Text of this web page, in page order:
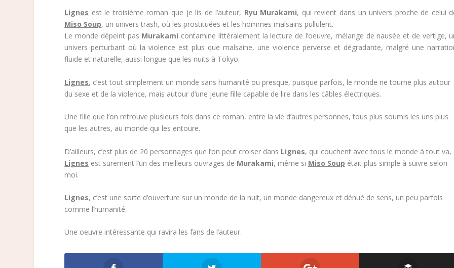
Lignes est le troisième roman que je lis de l’auteur, Ryu Murakami, qui revient dans un univers proche de celui
Miso Soup, un univers trash, où les prostituées et les hommes malsains pullulent.
Le monde dépeint pas Murakami contamine littéralement la lecture de l’oeuvre, mélange de nausée et de vertige,
univers perturbant où la violence est plus que malsaine, une violence perverse et dégradante, malgré une
fluide et naturelle, aussi longue que les nuits à Tokyo.
Lignes, c’est tout simplement un monde sans humanité ou presque, puisque parfois, le monde ne tourne plus autour
du sexe et de la violence, mais autour d’une jeune fille capable de lire dans les câbles électriques.
Une fille que l’on retrouve plusieurs fois dans ce roman, entre la vie d’autres personnes, tous plus soumis les uns plus
que les autres, au monde qui les entoure.
D’ailleurs, c’est plus de 20 personnages que l’on peut croiser dans Lignes, qui couchent avec tous le monde à tout va,
Lignes est surement l’un des meilleurs ouvrages de Murakami, même si Miso Soup était plus simple à suivre selon
moi.
Lignes, c’est une sorte d’ouverture sur un monde de la nuit, un monde dangereux et dénué de sens, un peu parfois
comme l’humanité.
Une oeuvre intéressante qui ravira les fans de l’auteur.